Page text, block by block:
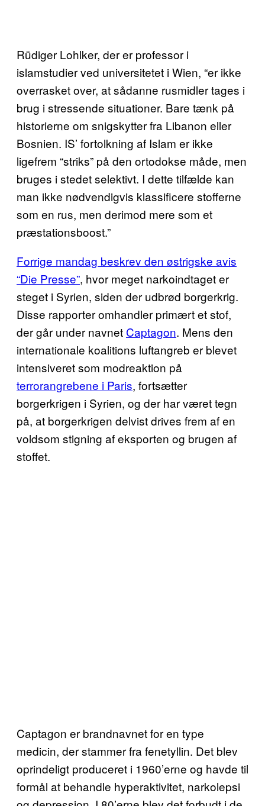
Rüdiger Lohlker, der er professor i
islamstudier ved universitetet i Wien, “er ikke
overrasket over, at sådanne rusmidler tages i
brug i stressende situationer. Bare tænk på
historierne om snigskytter fra Libanon eller
Bosnien. IS’ fortolkning af Islam er ikke
ligefrem “striks” på den ortodokse måde, men
bruges i stedet selektivt. I dette tilfælde kan
man ikke nødvendigvis klassificere stofferne
som en rus, men derimod mere som et
præstationsboost.”
Forrige mandag beskrev den østrigske avis
“Die Presse”, hvor meget narkoindtaget er
steget i Syrien, siden der udbrød borgerkrig.
Disse rapporter omhandler primært et stof,
der går under navnet Captagon. Mens den
internationale koalitions luftangreb er blevet
intensiveret som modreaktion på
terrorangrebene i Paris, fortsætter
borgerkrigen i Syrien, og der har været tegn
på, at borgerkrigen delvist drives frem af en
voldsom stigning af eksporten og brugen af
stoffet.
Captagon er brandnavnet for en type
medicin, der stammer fra fenetyllin. Det blev
oprindeligt produceret i 1960’erne og havde til
formål at behandle hyperaktivitet, narkolepsi